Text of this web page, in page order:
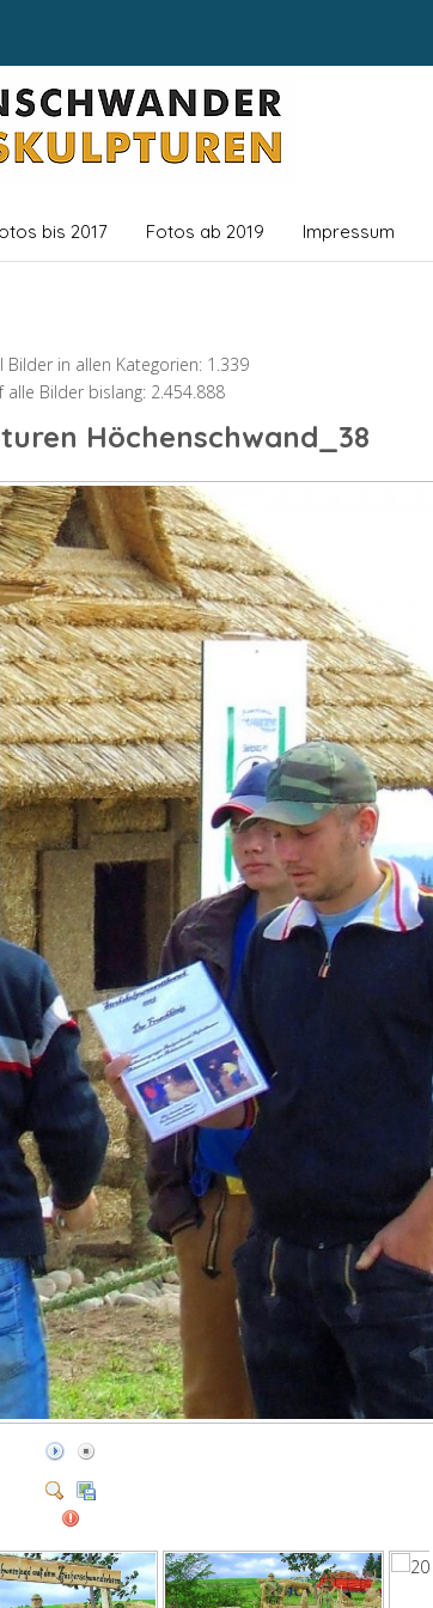
bis 2017 Fotos ab 2019 Impressum
Bilder in allen Kategorien: 1.339
alle Bilder bislang: 2.454.888
Höchenschwand_38